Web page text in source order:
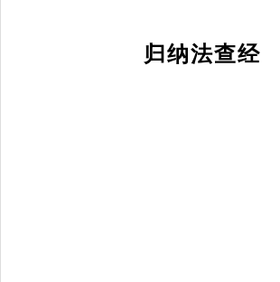
归纳法查经